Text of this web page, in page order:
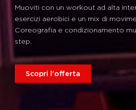
Muoviti con un workout ad alta
esercizi aerobici e un mix di
Coreografia e condizionamento
step.
Scopri l'offerta